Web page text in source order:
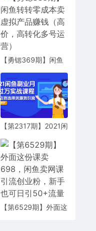
【勇锶369期】闲鱼
品赚钱（高价，高转
化多号运营）
【第2317期】2021闲
课程：从开店到选择
货源到引流，全程实
战教学
【第6529期】外面这